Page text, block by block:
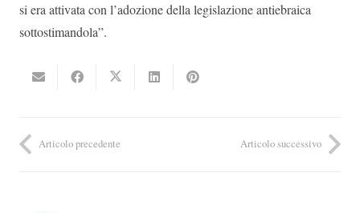
si era attivata con l’adozione della legislazione antiebraica
sottostimandola”.
Articolo precedente Articolo successivo